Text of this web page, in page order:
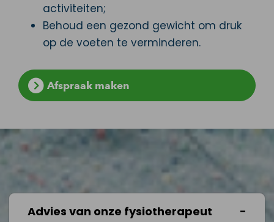
activiteiten;
Behoud een gezond gewicht om druk
op de voeten te verminderen.
Afspraak maken
Advies van onze fysiotherapeut